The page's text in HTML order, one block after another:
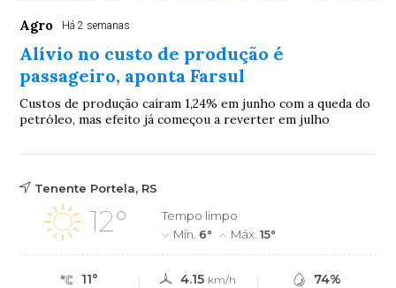
Agro Há 2 semanas
Alívio no custo de produção é
passageiro, aponta Farsul
Custos de produção caíram 1,24% em junho com a queda do
petróleo, mas efeito já começou a reverter em julho
Tenente Portela, RS
12°
Tempo limpo
Mín. 6° Máx.15°
11° 4.15 km/h 74%